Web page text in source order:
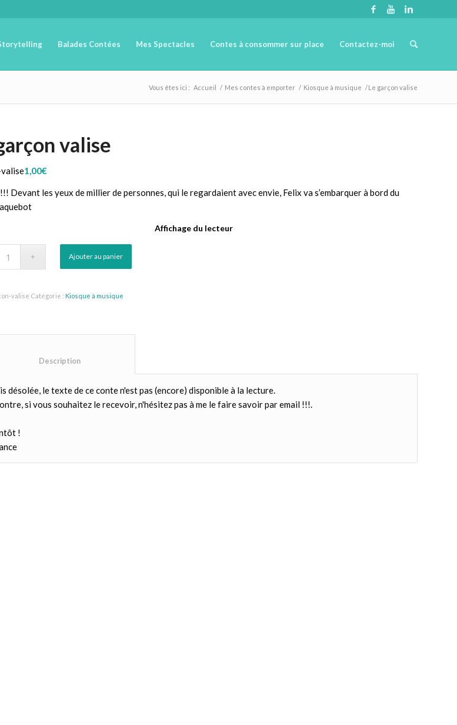
Balades Contées Mes Spectacles Contes à consommer sur place Contactez-moi
Vous êtes ici : Accueil / Mes contes à emporter / Kiosque à musique /Le garçon valise
valise
1,00€
Devant les yeux de millier de personnes, qui le regardaient avec envie, Felix va s’embarquer à bord du
Affichage du lecteur
Ajouter au panier
valise Catégorie : Kiosque à musique
désolée, le texte de ce conte n'est pas (encore) disponible à la lecture.
si vous souhaitez le recevoir, n'hésitez pas à me le faire savoir par email !!!.
!